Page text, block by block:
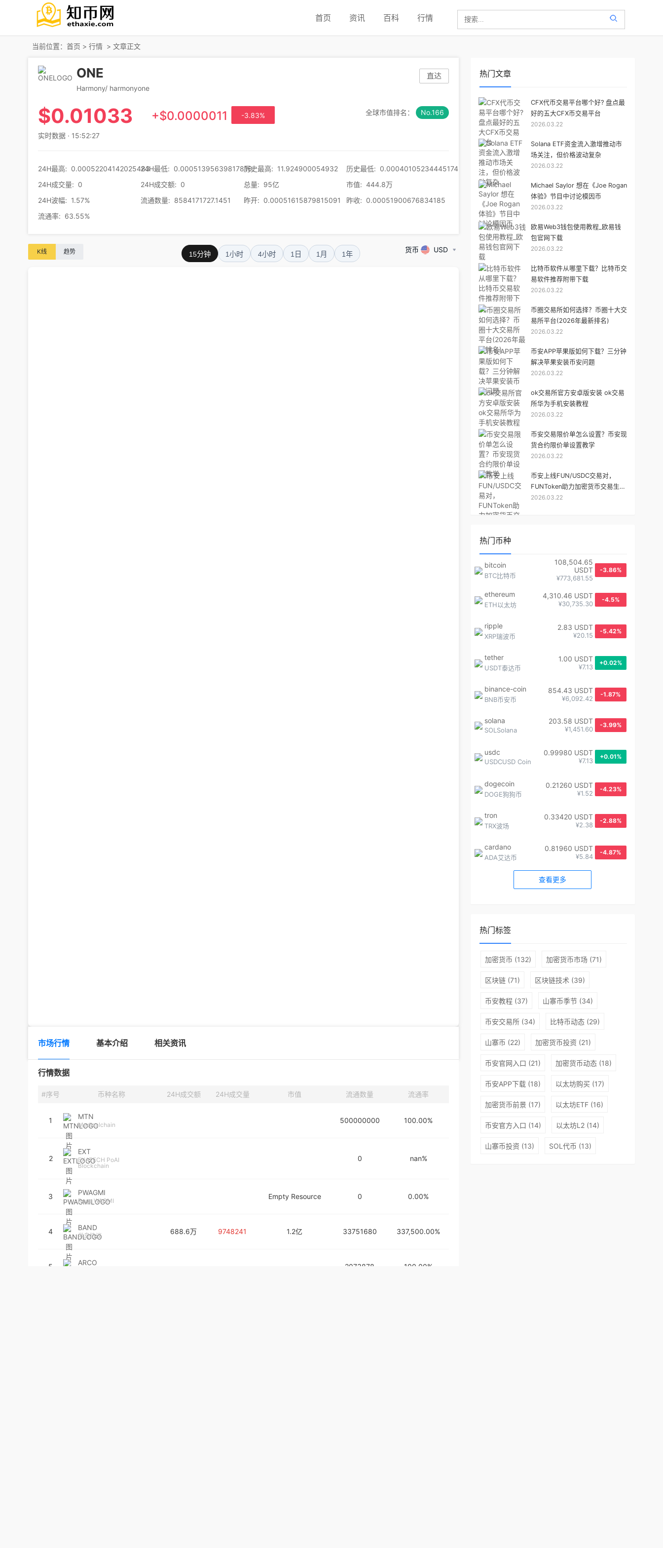
首页 资讯 百科 行情
当前位置： 首页 > 行情 > 文章正文
ONE
Harmony/ harmonyone
直达
$0.01033 +$0.0000011 -3.83% 全球市值排名： No.166
实时数据 · 15:52:27
24H最高: 0.0005220414202548324H最低: 0.00051395639817816历史最高: 11.924900054932 历史最低: 0.00040105234445174
24H成交量: 0 24H成交额: 0 总量: 95亿 市值: 444.8万
24H波幅: 1.57% 流通数量: 8584171727.1451 昨开: 0.00051615879815091 昨收: 0.00051900676834185
流通率: 63.55%
K线 趋势 15分钟 1小时 4小时 1日 1月 1年
货币 USD
市场行情 基本介绍 相关资讯
行情数据
#序号 币种名称 24H成交额 24H成交量 市值 流通数量 流通率
1 MTN
Medicalchain
500000000 100.00%
2
EXT
EXATECH PoAI
Blockchain
0 nan%
3 PWAGMI
Pepe WAGMI
Empty Resource 0 0.00%
4 BAND
半岛协议
688.6万 9748241 1.2亿 33751680 337,500.00%
5 ARCO 2073878 100.00%
币种介绍
ONE币是Harmony的代币，发行于2019年6月1日，供应总
毫不会损耗他们的隐私。同时，Harmony也是一个完全开源
的7％）。Harmony的设计为静态类型，使用简洁的语法作为
Harmony将作为一个高容量的数据市场，旨在优化其机器学
热门文章
CFX代币交易平台哪个好? 盘点最
好的五大CFX币交易平台
2026.03.22
Solana ETF资金流入激增推动市
场关注，但价格波动复杂
2026.03.22
Michael Saylor 想在《Joe Rogan
体验》节目中讨论模因币
2026.03.22
欧易Web3钱包使用教程_欧易钱
包官网下载
2026.03.22
比特币软件从哪里下载？比特币交
易软件推荐附带下载
2026.03.22
币圈交易所如何选择？币圈十大交
易所平台(2026年最新排名)
2026.03.22
币安APP苹果版如何下载？三分钟
解决苹果安装币安问题
2026.03.22
ok交易所官方安卓版安装 ok交易
所华为手机安装教程
2026.03.22
币安交易限价单怎么设置？币安现
货合约限价单设置教学
2026.03.22
币安上线FUN/USDC交易对，
FUNToken助力加密货币交易生态
升级
2026.03.22
热门币种
bitcoin
BTC比特币
108,504.65
USDT
¥773,681.55
-3.86%
ethereum
ETH以太坊
4,310.46 USDT
¥30,735.30
-4.5%
ripple
XRP瑞波币
2.83 USDT
¥20.15
-5.42%
tether
USDT泰达币
1.00 USDT
¥7.13
+0.02%
binance-coin
BNB币安币
854.43 USDT
¥6,092.42
-1.87%
solana
SOLSolana
203.58 USDT
¥1,451.60
-3.99%
usdc
USDCUSD Coin
0.99980 USDT
¥7.13
+0.01%
dogecoin
DOGE狗狗币
0.21260 USDT
¥1.52
-4.23%
tron
TRX波场
0.33420 USDT
¥2.38
-2.88%
cardano
ADA艾达币
0.81960 USDT
¥5.84
-4.87%
查看更多
热门标签
加密货币 (132) 加密货币市场 (71)
区块链(71) 区块链技术 (39)
币安教程(37) 山寨币季节(34)
币安交易所(34) 比特币动态(29)
山寨币 (22) 加密货币投资 (21)
币安官网入口 (21) 加密货币动态(18)
币安APP下载(18) 以太坊购买 (17)
加密货币前景 (17) 以太坊ETF(16)
币安官方入口 (14) 以太坊L2(14)
山寨币投资 (13) SOL代币 (13)